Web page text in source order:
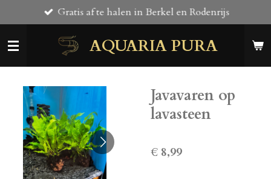
direct
naar
AQUARIA PURA
Gratis af te halen in Berkel en Rodenrijs
Javavaren op
lavasteen
€ 8,99